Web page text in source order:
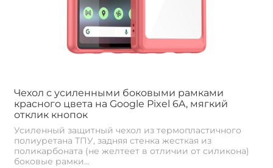
Чехол с усиленными боковыми рамками
красного цвета на Google Pixel 6A, мягкий
отклик кнопок
Усиленный защитный чехол из термопластичного
полиуретана ТПУ, задняя стенка жесткая из
поликарбоната (не желтеет в отличии от силикона)
боковые рамки...